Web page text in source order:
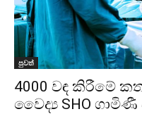
පුවත්
4000 වඳ කිරීමේ
වෛද්‍ය SHO